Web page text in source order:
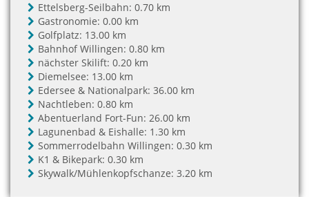
Ettelsberg-Seilbahn: 0.70 km
Gastronomie: 0.00 km
Golfplatz: 13.00 km
Bahnhof Willingen: 0.80 km
nächster Skilift: 0.20 km
Diemelsee: 13.00 km
Edersee & Nationalpark: 36.00 km
Nachtleben: 0.80 km
Abentuerland Fort-Fun: 26.00 km
Lagunenbad & Eishalle: 1.30 km
Sommerrodelbahn Willingen: 0.30 km
K1 & Bikepark: 0.30 km
Skywalk/Mühlenkopfschanze: 3.20 km